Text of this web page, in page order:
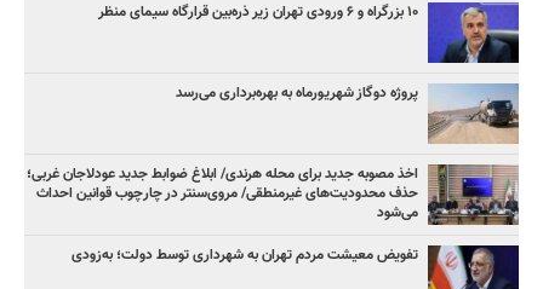
۱۰ بزرگراه و ۶ ورودی تهران زیر ذره‌بین قرارگاه سیمای منظر
پروژه دوگاز شهریورماه به بهره‌برداری می‌رسد
اخذ مصوبه جدید برای محله هرندی/ ابلاغ ضوابط جدید عودلاجان غربی؛
حذف محدودیت‌های غیرمنطقی/ مروی‌سنتر در چارچوب قوانین احداث
می‌شود
تفویض معیشت مردم تهران به شهرداری توسط دولت؛ به‌زودی